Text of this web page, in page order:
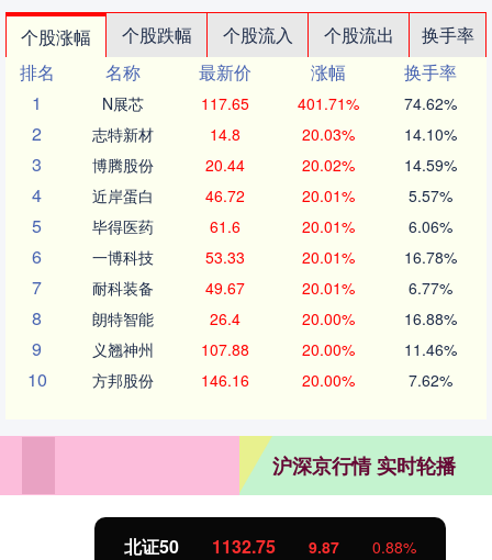
个股涨幅 个股跌幅 个股流入 个股流出
换手率
排名
名称 最新价 涨幅
换手率
1
N展芯 117.65 401.71% 74.62%
2 志特新材 14.8 20.03% 14.10%
3 博腾股份 20.44 20.02% 14.59%
4 近岸蛋白 46.72 20.01% 5.57%
5 毕得医药 61.6 20.01% 6.06%
6 一博科技 53.33 20.01% 16.78%
7 耐科装备 49.67 20.01% 6.77%
8 朗特智能 26.4 20.00% 16.88%
9 义翘神州 107.88 20.00% 11.46%
10 方邦股份 146.16 20.00% 7.62%
沪深京行情 实时轮播
北证50 1132.75 9.87 0.88%